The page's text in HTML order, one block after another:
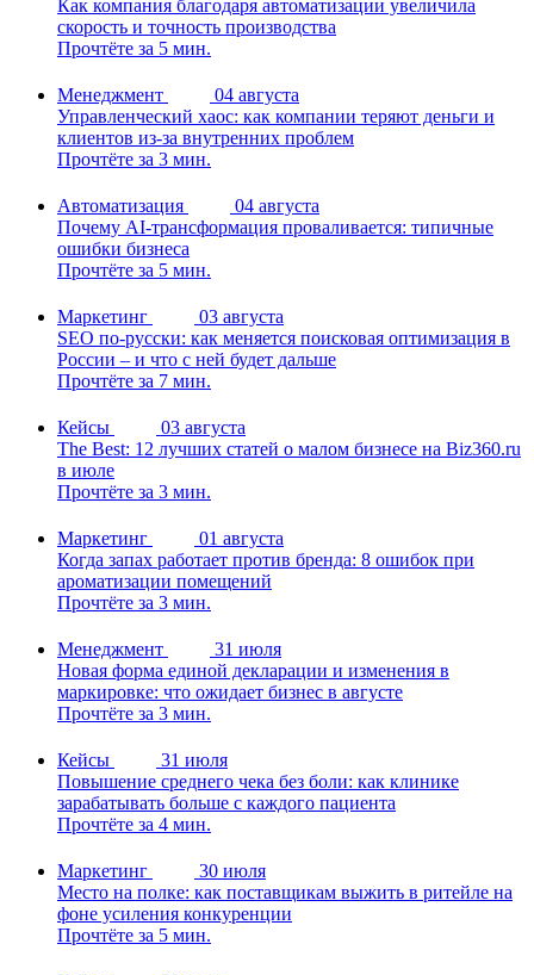
Как компания благодаря автоматизации увеличила
скорость и точность производства
Прочтёте за 5 мин.
Менеджмент
04 августа
Управленческий хаос: как компании теряют деньги и
клиентов из-за внутренних проблем
Прочтёте за 3 мин.
Автоматизация
04 августа
Почему AI-трансформация проваливается: типичные
ошибки бизнеса
Прочтёте за 5 мин.
Маркетинг
03 августа
SEO по-русски: как меняется поисковая оптимизация в
России – и что с ней будет дальше
Прочтёте за 7 мин.
Кейсы
03 августа
The Best: 12 лучших статей о малом бизнесе на Biz360.ru
в июле
Прочтёте за 3 мин.
Маркетинг
01 августа
Когда запах работает против бренда: 8 ошибок при
ароматизации помещений
Прочтёте за 3 мин.
Менеджмент
31 июля
Новая форма единой декларации и изменения в
маркировке: что ожидает бизнес в августе
Прочтёте за 3 мин.
Кейсы
31 июля
Повышение среднего чека без боли: как клинике
зарабатывать больше с каждого пациента
Прочтёте за 4 мин.
Маркетинг
30 июля
Место на полке: как поставщикам выжить в ритейле на
фоне усиления конкуренции
Прочтёте за 5 мин.